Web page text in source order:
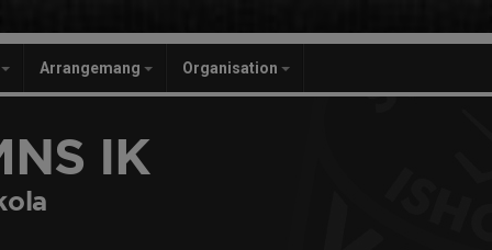
Arrangemang Organisation
IK